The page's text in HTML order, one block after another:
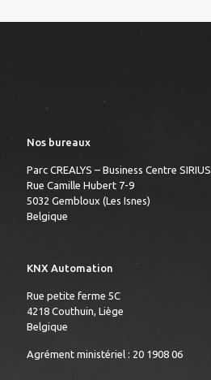
Nos bureaux
Parc CREALYS – Business Centre SIRIUS
Rue Camille Hubert 7-9
5032 Gembloux (Les Isnes)
Belgique
KNX Automation
Rue petite ferme 5C
4218 Couthuin, Liège
Belgique
Agrément ministériel : 20 1908 06